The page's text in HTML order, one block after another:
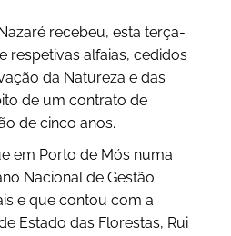
recebeu, esta terça-
respetivas alfaias, cedidos
da Natureza e das
de um contrato de
de cinco anos.
em Porto de Mós numa
Nacional de Gestão
e que contou com a
Estado das Florestas, Rui